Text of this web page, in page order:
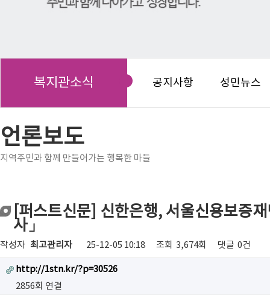
복지관소식 공지사항 성민뉴스
언론보도
지역주민과 함께 만들어가는 행복한 마들
[퍼스트신문] 신한은행, 서울신용보증
사」
작성자 최고관리자 25-12-05 10:18 조회 3,674회 댓글 0건
http://1stn.kr/?p=30526
2856회 연결